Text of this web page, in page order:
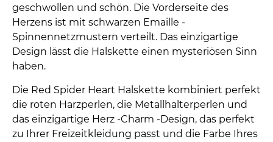
geschwollen und schön. Die Vorderseite des
Herzens ist mit schwarzen Emaille -
Spinnennetzmustern verteilt. Das einzigartige
Design lässt die Halskette einen mysteriösen Sinn
haben.
Die Red Spider Heart Halskette kombiniert perfekt
die roten Harzperlen, die Metallhalterperlen und
das einzigartige Herz -Charm -Design, das perfekt
zu Ihrer Freizeitkleidung passt und die Farbe Ihres